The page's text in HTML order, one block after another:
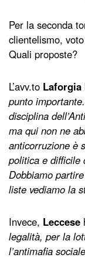
Per la seconda
clientelismo,
Quali proposte?
L’avv.to Laforgia
punto
disciplina
ma qui non ne
anticorruzione è
politica e difficile
Dobbiamo
liste vediamo la
Invece, Leccese
legalità, per la
l’antimafia